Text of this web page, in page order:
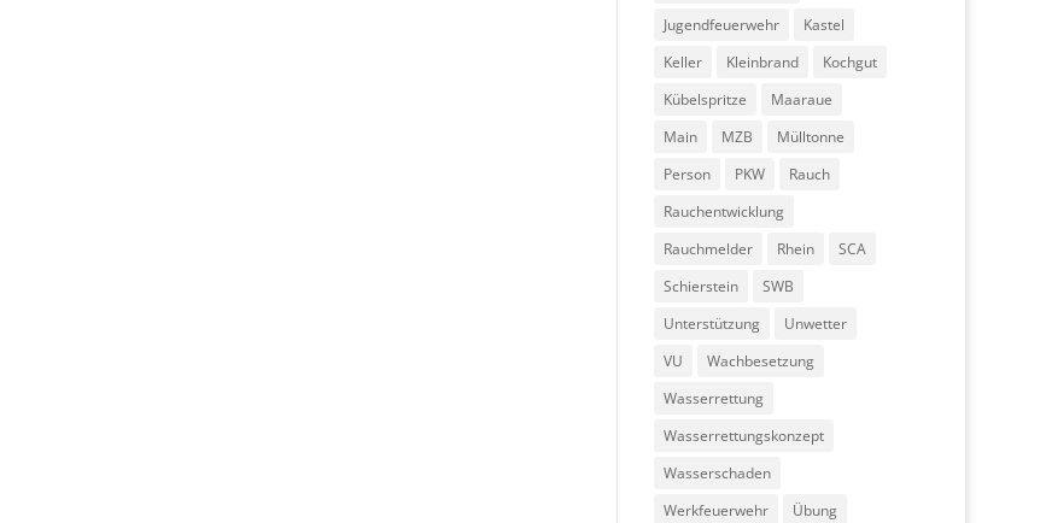
Jugendfeuerwehr
Kastel
Keller
Kleinbrand
Kochgut
Kübelspritze
Maaraue
Main
MZB
Mülltonne
Person
PKW
Rauch
Rauchentwicklung
Rauchmelder
Rhein
SCA
Schierstein
SWB
Unterstützung
Unwetter
VU
Wachbesetzung
Wasserrettung
Wasserrettungskonzept
Wasserschaden
Werkfeuerwehr
Übung